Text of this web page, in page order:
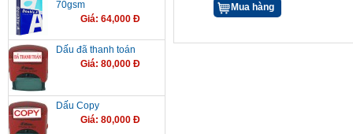
70gsm
Giá: 64,000 Đ
Dấu đã thanh toán
Giá: 80,000 Đ
Dấu Copy
Giá: 80,000 Đ
Mua hàng